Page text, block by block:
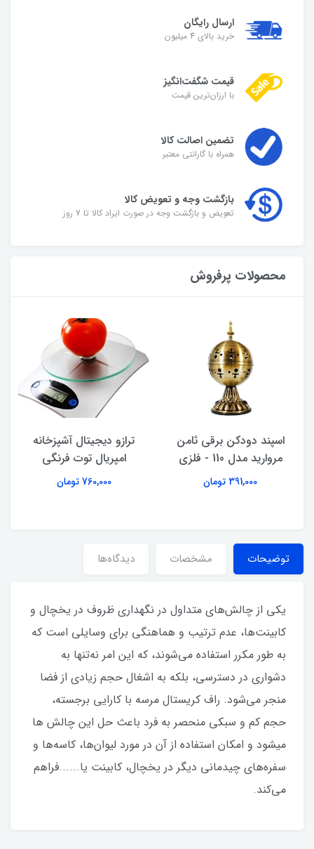
ارسال رایگان
خرید بالای 4 میلیون
قیمت شگفت‌انگیز
با ارزان‌ترین قیمت
تضمین اصالت کالا
همراه با گارانتی معتبر
بازگشت وجه و تعویض کالا
تعویض و بازگشت وجه در صورت ایراد کالا تا 7 روز
محصولات پرفروش
اسپند دودکن برقی ثامن
مروارید مدل 110 - فلزی
391,000 تومان
ترازو دیجیتال آشپزخانه
امپریال توت فرنگی
760,000 تومان
توضیحات مشخصات دیدگاه‌ها
یکی از چالش‌های متداول در نگهداری ظروف در یخچال و
کابینت‌ها، عدم ترتیب و هماهنگی برای وسایلی است که
به طور مکرر استفاده می‌شوند، که این امر نه‌تنها به
دشواری در دسترسی، بلکه به اشغال حجم زیادی از فضا
منجر می‌شود. راف کریستال مرسه با کارایی برجسته،
حجم کم و سبکی منحصر به فرد باعث حل این چالش ها
میشود و امکان استفاده از آن در مورد لیوان‌ها، کاسه‌ها و
سفره‌های چیدمانی دیگر در یخچال، کابینت یا......فراهم
می‌کند.